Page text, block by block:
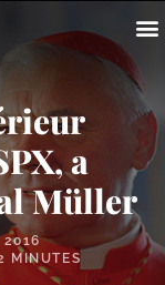
a
Müller
2016
MINUTES